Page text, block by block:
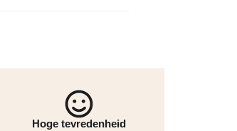
Hoge tevredenheid